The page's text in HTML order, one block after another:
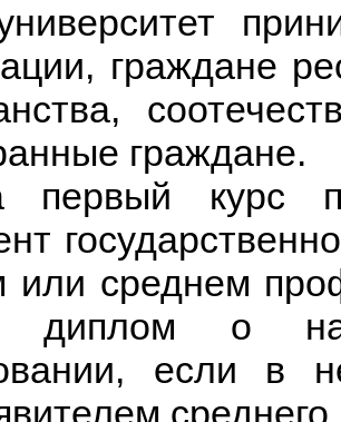
граждане
граждане.
курс
среднем
диплом о
если в